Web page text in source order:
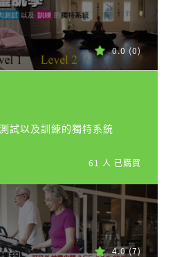
0.0 (0)
試以及訓練的獨特系統
61 人 已購買
4.0 (7)